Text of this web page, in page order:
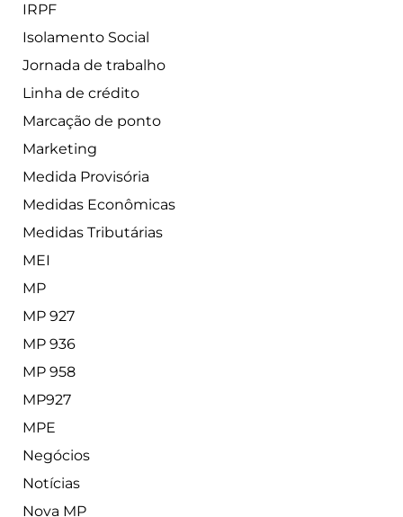
IRPF
Isolamento Social
Jornada de trabalho
Linha de crédito
Marcação de ponto
Marketing
Medida Provisória
Medidas Econômicas
Medidas Tributárias
MEI
MP
MP 927
MP 936
MP 958
MP927
MPE
Negócios
Notícias
Nova MP